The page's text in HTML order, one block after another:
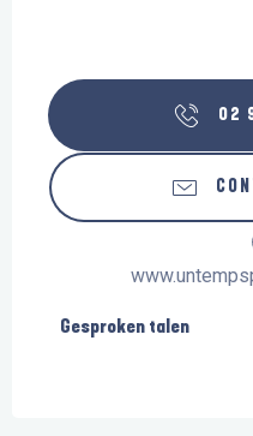
02
Gesproken talen
Gesproken talen